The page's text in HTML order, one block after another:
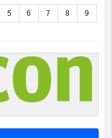
5 6 7 8 9